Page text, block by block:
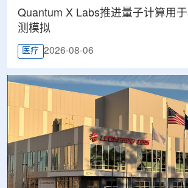
Quantum X Labs推进量子计算用
测模拟
医疗 2026-08-06